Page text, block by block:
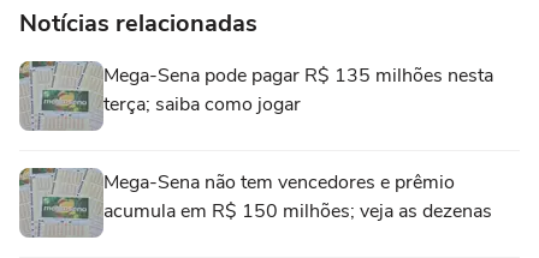
Notícias relacionadas
Mega-Sena pode pagar R$ 135 milhões nesta
terça; saiba como jogar
Mega-Sena não tem vencedores e prêmio
acumula em R$ 150 milhões; veja as dezenas